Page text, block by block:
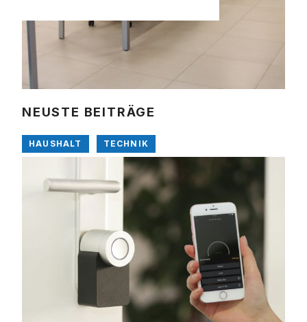
NEUSTE BEITRÄGE
HAUSHALT TECHNIK